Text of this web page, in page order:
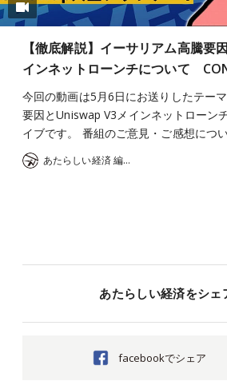
【徹底解説】イーサリアム高騰要
インネットローンチについて
今回の動画は5月6日にお送りしたテー
要因とUniswap V3メインネットローン
イブです。 番組のご意見・ご感想につ
あたらしい経済 編集部
あたらしい経済をシェ
facebookでシェア